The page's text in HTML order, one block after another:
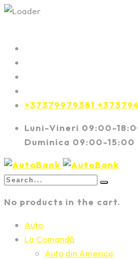
+37379979381
Luni-Vineri 09:00-
Duminica 09:00-15:00
No products in the cart.
Auto
La Comandă
Auto din America